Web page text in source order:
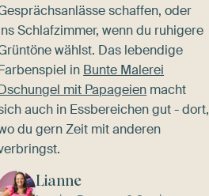
schaffen, oder
Schlafzimmer, wenn du ruhigere
wählst. Das lebendige
in Bunte Malerei
mit Papageien macht
auch in Essbereichen gut - dort,
du gern Zeit mit anderen
Lianne